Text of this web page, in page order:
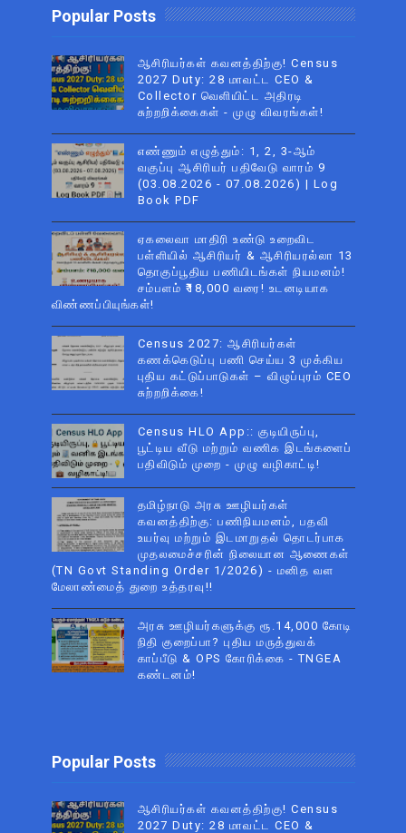
Popular Posts
ஆசிரியர்கள் கவனத்திற்கு! Census
2027 Duty: 28 மாவட்ட CEO &
Collector வெளியிட்ட அதிரடி
சுற்றறிக்கைகள் - முழு விவரங்கள்!
எண்ணும் எழுத்தும்: 1, 2, 3-ஆம்
வகுப்பு ஆசிரியர் பதிவேடு வாரம் 9
(03.08.2026 - 07.08.2026) | Log
Book PDF
ஏகலைவா மாதிரி உண்டு உறைவிட
பள்ளியில் ஆசிரியர் & ஆசிரியரல்லா 13
தொகுப்பூதிய பணியிடங்கள் நியமனம்!
சம்பளம் ₹18,000 வரை! உடனடியாக
விண்ணப்பியுங்கள்!
Census 2027: ஆசிரியர்கள்
கணக்கெடுப்பு பணி செய்ய 3 முக்கிய
புதிய கட்டுப்பாடுகள் – விழுப்புரம் CEO
சுற்றறிக்கை!
Census HLO App:: குடியிருப்பு,
பூட்டிய வீடு மற்றும் வணிக இடங்களைப்
பதிவிடும் முறை - முழு வழிகாட்டி!
தமிழ்நாடு அரசு ஊழியர்கள்
கவனத்திற்கு: பணிநியமனம், பதவி
உயர்வு மற்றும் இடமாறுதல் தொடர்பாக
முதலமைச்சரின் நிலையான ஆணைகள்
(TN Govt Standing Order 1/2026) - மனித வள
மேலாண்மைத் துறை உத்தரவு!!
அரசு ஊழியர்களுக்கு ரூ.14,000 கோடி
நிதி குறைப்பா? புதிய மருத்துவக்
காப்பீடு & OPS கோரிக்கை - TNGEA
கண்டனம்!
Popular Posts
ஆசிரியர்கள் கவனத்திற்கு! Census
2027 Duty: 28 மாவட்ட CEO &